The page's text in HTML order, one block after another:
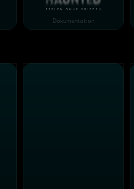
Haunted - Seelen ohne
Dokumentation